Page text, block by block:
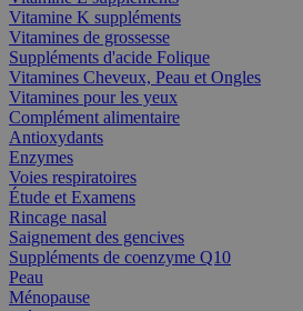
Vitamine K suppléments
Vitamines de grossesse
Suppléments d'acide Folique
Vitamines Cheveux, Peau et Ongles
Vitamines pour les yeux
Complément alimentaire
Antioxydants
Enzymes
Voies respiratoires
Étude et Examens
Rincage nasal
Saignement des gencives
Suppléments de coenzyme Q10
Peau
Ménopause